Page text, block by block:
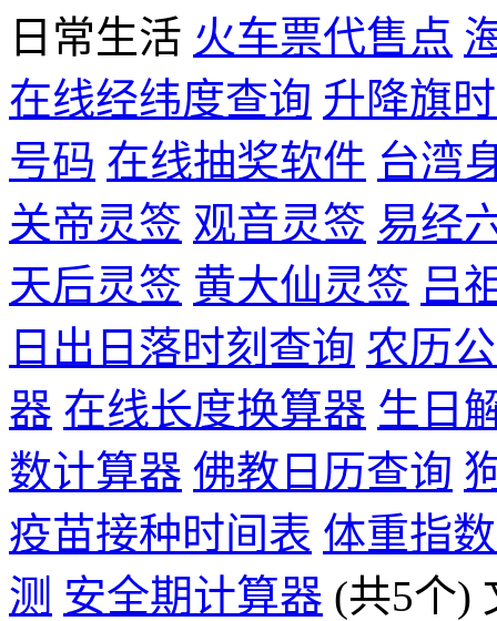
日常生活 火车票代售点
在线经纬度查询 升降旗
号码 在线抽奖软件 台湾
关帝灵签 观音灵签 易经
天后灵签 黄大仙灵签 吕
日出日落时刻查询 农历
器 在线长度换算器 生日
数计算器 佛教日历查询
疫苗接种时间表 体重指
测 安全期计算器 (共5个)